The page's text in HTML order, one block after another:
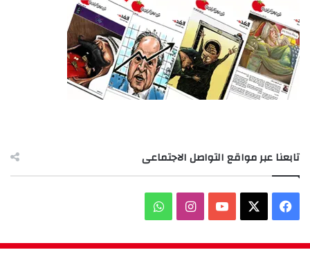
تابعنا عبر مواقع التواصل الاجتماعى
فيسبوك ‫YouTubeانستقرامواتساب